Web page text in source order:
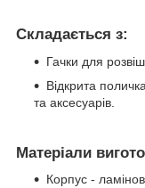
Складається з:
Гачки для
Відкрита
та аксесуарів.
Матеріали
Корпус -